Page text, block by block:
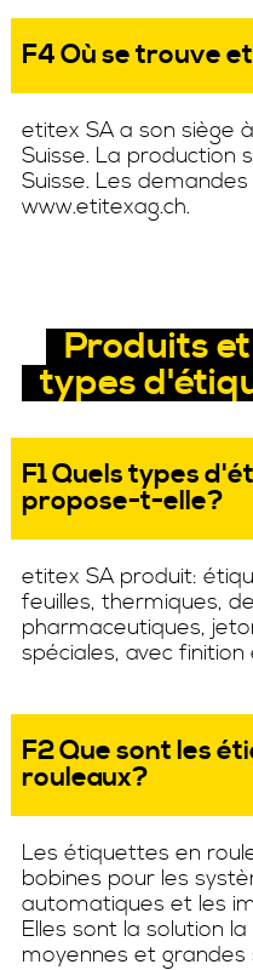
F4 Où se trouve
etitex SA a son siège
Suisse. La
Suisse. Les
www.etitexag.ch.
Produits et
types
F1 Quels types
propose-t-elle?
etitex SA produit:
feuilles, thermiques,
pharmaceutiques,
spéciales, avec
F2 Que sont les
rouleaux?
Les étiquettes en
bobines pour les
automatiques et les
Elles sont la solution
moyennes et grandes